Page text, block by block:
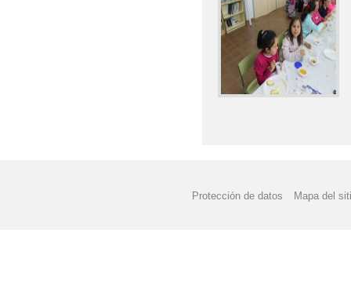
Protección de datos Mapa del